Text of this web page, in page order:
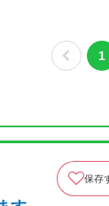
1
保存